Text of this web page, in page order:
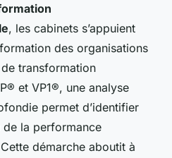
, les cabinets s’appuient
des organisations
de transformation
et VP1®, une analyse
permet d’identifier
de la performance
démarche aboutit à